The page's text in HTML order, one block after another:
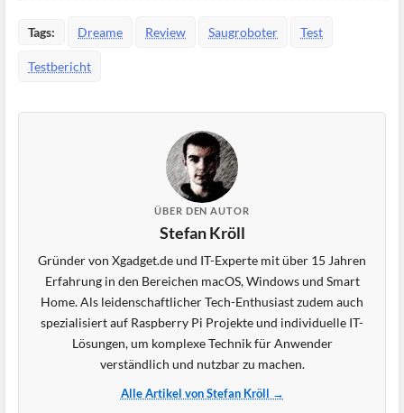
Tags: Dreame Review Saugroboter Test
Testbericht
ÜBER DEN AUTOR
Stefan Kröll
Gründer von Xgadget.de und IT-Experte mit über 15 Jahren
Erfahrung in den Bereichen macOS, Windows und Smart
Home. Als leidenschaftlicher Tech-Enthusiast zudem auch
spezialisiert auf Raspberry Pi Projekte und individuelle IT-
Lösungen, um komplexe Technik für Anwender
verständlich und nutzbar zu machen.
Alle Artikel von Stefan Kröll →